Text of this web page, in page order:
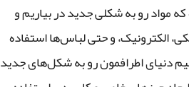
که مواد رو به شکلی جدید در بیاریم و
الکترونیک، و حتی لباس‌ها استفاده
دنیای اطرافمون رو به شکل‌های جدید